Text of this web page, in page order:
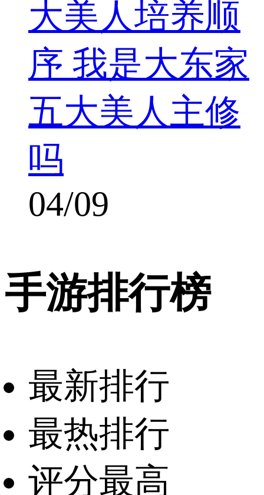
大美人培养顺
序 我是大东家
五大美人主修
吗
04/09
手游排行榜
最新排行
最热排行
评分最高